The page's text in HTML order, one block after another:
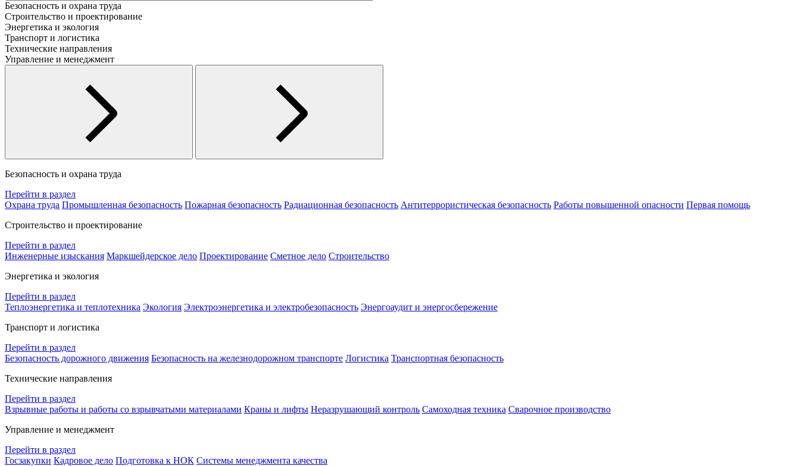
Безопасность и охрана труда
Строительство и проектирование
Энергетика и экология
Транспорт и логистика
Технические направления
Управление и менеджмент
Безопасность и охрана труда
Перейти в раздел
Охрана труда Промышленная безопасность Пожарная безопасность Радиационная безопасность Антитеррористическая безопасность Работы повышенной опасности Первая помощь
Строительство и проектирование
Перейти в раздел
Инженерные изыскания Маркшейдерское дело Проектирование Сметное дело Строительство
Энергетика и экология
Перейти в раздел
Теплоэнергетика и теплотехника Экология Электроэнергетика и электробезопасность Энергоаудит и энергосбережение
Транспорт и логистика
Перейти в раздел
Безопасность дорожного движения Безопасность на железнодорожном транспорте Логистика Транспортная безопасность
Технические направления
Перейти в раздел
Взрывные работы и работы со взрывчатыми материалами Краны и лифты Неразрушающий контроль Самоходная техника Сварочное производство
Управление и менеджмент
Перейти в раздел
Госзакупки Кадровое дело Подготовка к НОК Системы менеджмента качества